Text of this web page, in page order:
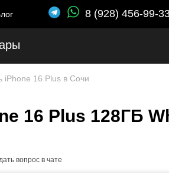
8 (928) 456-99-
iPhone 16 Plus в Сочи
16 Plus 128ГБ
вопрос в чате